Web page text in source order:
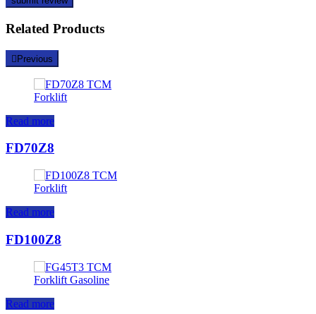
Related Products
Previous
Read more
FD70Z8
Read more
FD100Z8
Read more